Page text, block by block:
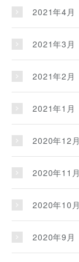
2021年4月
2021年3月
2021年2月
2021年1月
2020年12月
2020年11月
2020年10月
2020年9月